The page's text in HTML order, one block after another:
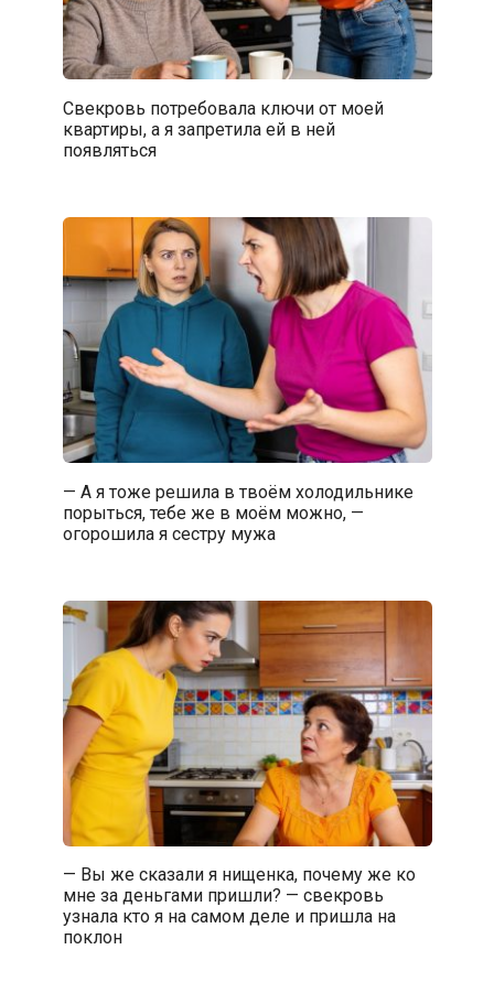
Свекровь потребовала ключи от моей
квартиры, а я запретила ей в ней
появляться
— А я тоже решила в твоём холодильнике
порыться, тебе же в моём можно, —
огорошила я сестру мужа
— Вы же сказали я нищенка, почему же ко
мне за деньгами пришли? — свекровь
узнала кто я на самом деле и пришла на
поклон